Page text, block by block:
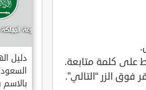
على كلمة متابعة.
الزر “التالي”.
إجازة
الأضحى
دليل
بالاسم